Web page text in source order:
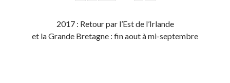
2017 : Retour par l’Est de l’Irlande
et la Grande Bretagne : fin aout à mi-septembre